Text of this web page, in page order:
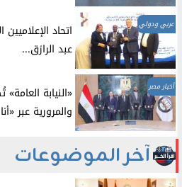
عربي ودولي
اتحاد
عبد الرازق...
أخبار مصر
​«النيابة
والمرورية عبر
آخر الموضوعات